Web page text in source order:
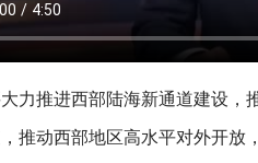
力推进西部陆海新通道建设，
推动西部地区高水平对外开放